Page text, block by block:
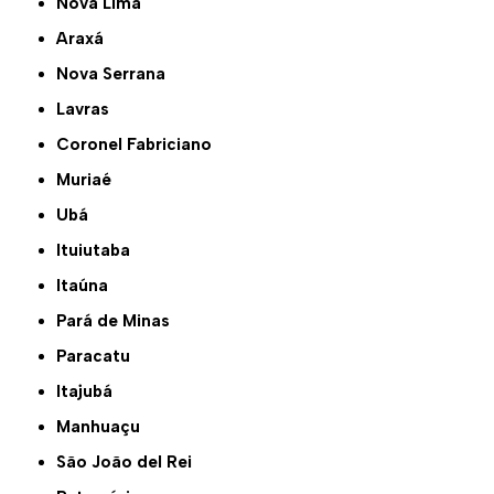
Araxá
Nova Serrana
Lavras
Coronel Fabriciano
Muriaé
Ubá
Ituiutaba
Itaúna
Pará de Minas
Paracatu
Itajubá
Manhuaçu
São João del Rei